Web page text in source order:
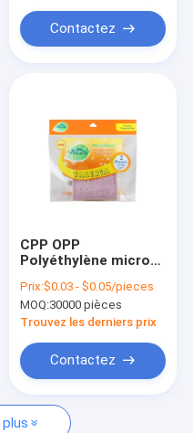
Contactez
CPP OPP
Polyéthylène micro
glissière sac en
plastique pour les
légumes frais
Prix:$0.03 - $0.05/pieces
MOQ:30000 pièces
Trouvez les derniers prix
Contactez